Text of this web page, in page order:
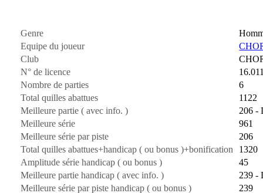
Genre
Equipe du joueur
Club
N° de licence
Nombre de parties
6
Total quilles abattues
1122
Meilleure partie ( avec info. )
206 -
Meilleure série
961
Meilleure série par piste
206
Total quilles abattues+handicap ( ou bonus )+bonification
1320
Amplitude série handicap ( ou bonus )
45
Meilleure partie handicap ( avec info. )
239 -
Meilleure série par piste handicap ( ou bonus )
239